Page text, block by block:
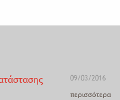
09/03/2016
περισσότερα